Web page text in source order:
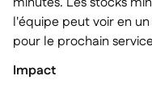
l'équipe peut voir en
pour le prochain
Impact